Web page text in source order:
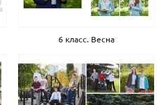
6 класс. Весна